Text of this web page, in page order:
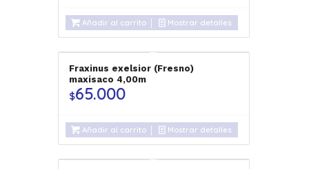
Añadir al carrito Mostrar detalles
Fraxinus exelsior (Fresno)
maxisaco 4,00m
$65.000
Añadir al carrito Mostrar detalles